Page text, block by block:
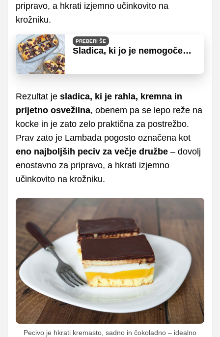
pripravo, a hkrati izjemno učinkovito na
krožniku.
PREBERI ŠE
Sladica, ki jo je nemogoče
Rezultat je sladica, ki je rahla, kremna in
prijetno osvežilna, obenem pa se lepo reže na
kocke in je zato zelo praktična za postrežbo.
Prav zato je Lambada pogosto označena kot
eno najboljših peciv za večje družbe – dovolj
enostavno za pripravo, a hkrati izjemno
učinkovito na krožniku.
Pecivo je hkrati kremasto, sadno in čokoladno – idealno